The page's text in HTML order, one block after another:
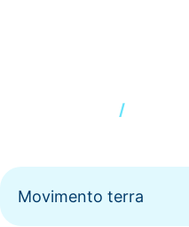
/
Movimento terra